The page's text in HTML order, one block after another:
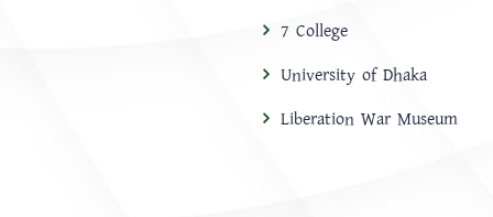
7 College
University of Dhaka
Liberation War Museum